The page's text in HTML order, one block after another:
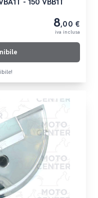
- 150 VBB1T
8,00 €
iva inclusa